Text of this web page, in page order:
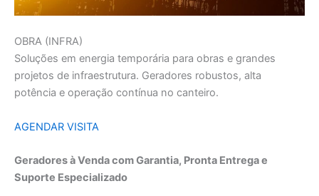
OBRA (INFRA)
Soluções em energia temporária para obras e grandes
projetos de infraestrutura. Geradores robustos, alta
potência e operação contínua no canteiro.
AGENDAR VISITA
Geradores à Venda com Garantia, Pronta Entrega e
Suporte Especializado